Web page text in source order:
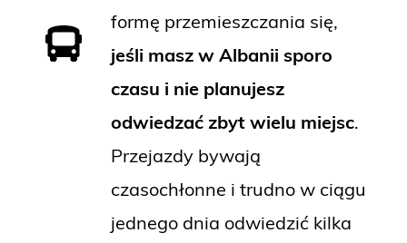
formę przemieszczania się,
jeśli masz w Albanii sporo
czasu i nie planujesz
odwiedzać zbyt wielu miejsc.
Przejazdy bywają
czasochłonne i trudno w ciągu
jednego dnia odwiedzić kilka